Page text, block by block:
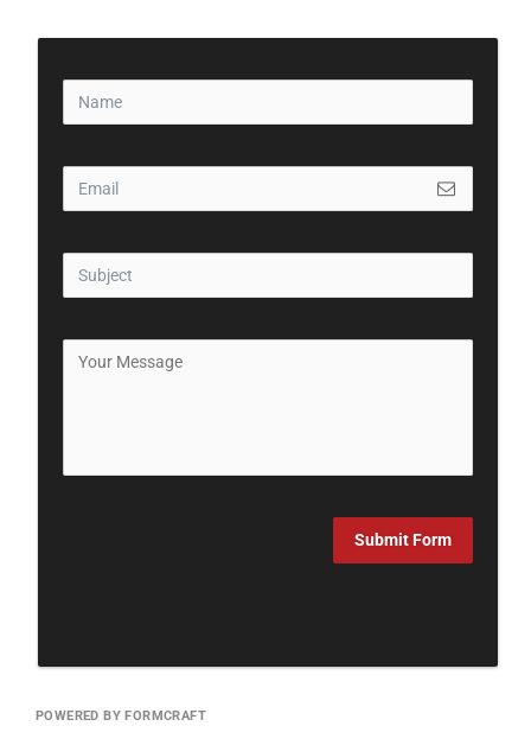
Submit Form
POWERED BY FORMCRAFT